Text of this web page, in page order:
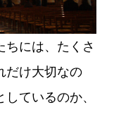
ちには、たくさ
だけ大切なの
ているのか、